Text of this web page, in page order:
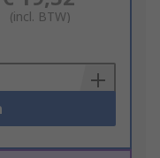
(incl. BTW)